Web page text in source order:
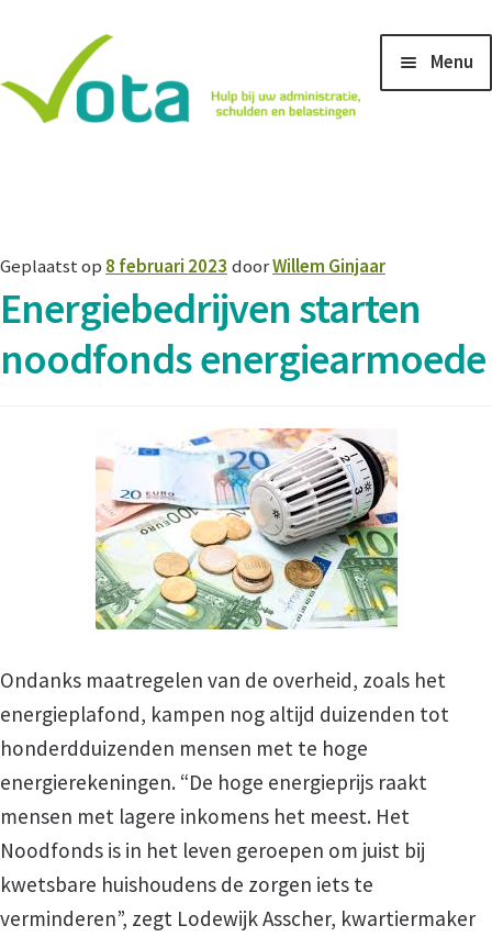
door
naar
naar
Menu
Aanmeldingsformulier voor ondersteuning bij
administratie en betalingsachterstanden
Vacature ICT beheerder
Vacature vrijwilliger HUBA
Vacature vrijwilliger thuisadministratie
Wij zoeken jou
Wordt ook vrijwilliger
Hulp aanvragen
Geplaatst op 8 februari 2023 doorWillem Ginjaar
Energiebedrijven starten
noodfonds energiearmoede
Ondanks maatregelen van de overheid, zoals het
energieplafond, kampen nog altijd duizenden tot
honderdduizenden mensen met te hoge
energierekeningen. “De hoge energieprijs raakt
mensen met lagere inkomens het meest. Het
Noodfonds is in het leven geroepen om juist bij
kwetsbare huishoudens de zorgen iets te
verminderen”, zegt Lodewijk Asscher, kwartiermaker